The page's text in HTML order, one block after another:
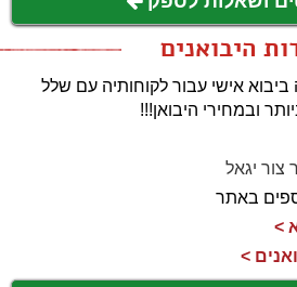
היבואנים
אישי עבור לקוחותיה עם שלל
ובמחירי היבואן!!!
צור יגאל
באתר
>
>